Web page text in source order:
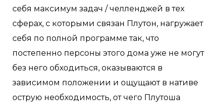
себя максимум задач / челленджей в тех
сферах, с которыми связан Плутон, нагружает
себя по полной программе так, что
постепенно персоны этого дома уже не могут
без него обходиться, оказываются в
зависимом положении и ощущают в нативе
острую необходимость, от чего Плутоша